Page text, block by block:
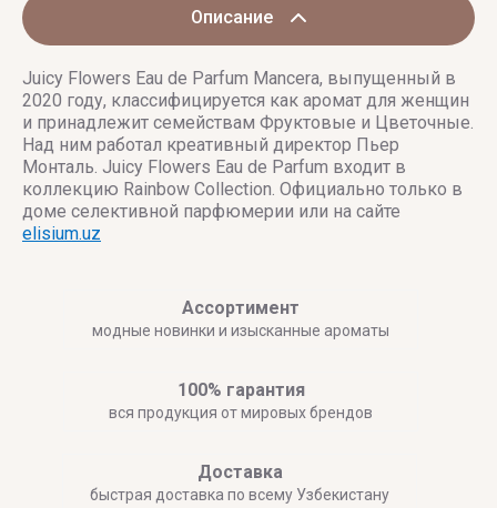
Описание
Juicy Flowers Eau de Parfum Mancera, выпущенный в
2020 году, классифицируется как аромат для женщин
и принадлежит семействам Фруктовые и Цветочные.
Над ним работал креативный директор Пьер
Монталь. Juicy Flowers Eau de Parfum входит в
коллекцию Rainbow Collection. Официально только в
доме селективной парфюмерии или на сайте
elisium.uz
Ассортимент
модные новинки и изысканные ароматы
100% гарантия
вся продукция от мировых брендов
Доставка
быстрая доставка по всему Узбекистану